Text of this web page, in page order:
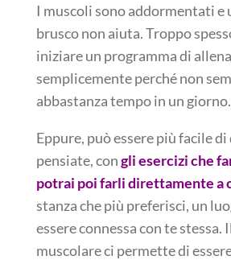
I muscoli sono addormentati e
brusco non aiuta. Troppo
iniziare un programma di
semplicemente perché non
abbastanza tempo in un giorno.
Eppure, può essere più facile
pensiate, congli esercizi che
potrai poi farli direttamente a
stanza che più preferisci, un
essere connessa con te stessa.
muscolare ci permette di